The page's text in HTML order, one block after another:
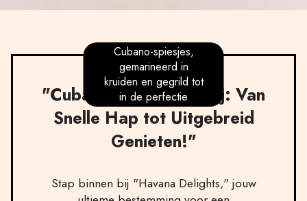
Cubano-spiesjes,
gemarineerd in
kruiden en gegrild tot
in de perfectie
"Cubaanse Verwennerij: Van
Snelle Hap tot Uitgebreid
Genieten!"
Stap binnen bij "Havana Delights," jouw